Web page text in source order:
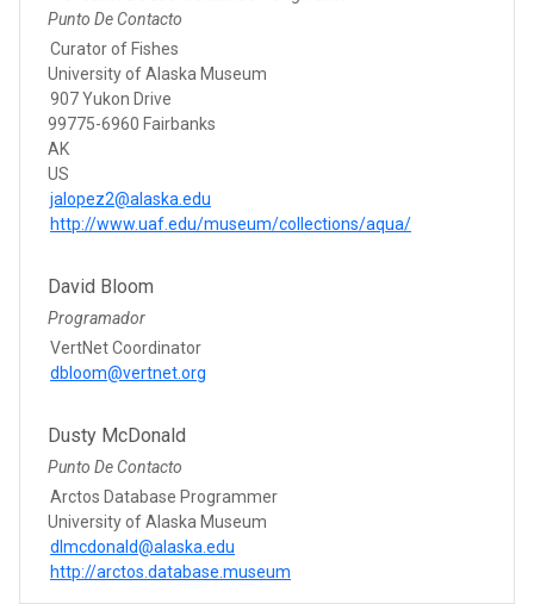
Punto De Contacto
Curator of Fishes
University of Alaska Museum
907 Yukon Drive
99775-6960 Fairbanks
AK
US
jalopez2@alaska.edu
http://www.uaf.edu/museum/collections/aqua/
David Bloom
Programador
VertNet Coordinator
dbloom@vertnet.org
Dusty McDonald
Punto De Contacto
Arctos Database Programmer
University of Alaska Museum
dlmcdonald@alaska.edu
http://arctos.database.museum